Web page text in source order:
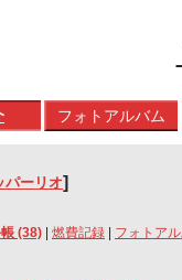
フォトアルバム
パーリオ]
(38) 燃費記録 フォトア